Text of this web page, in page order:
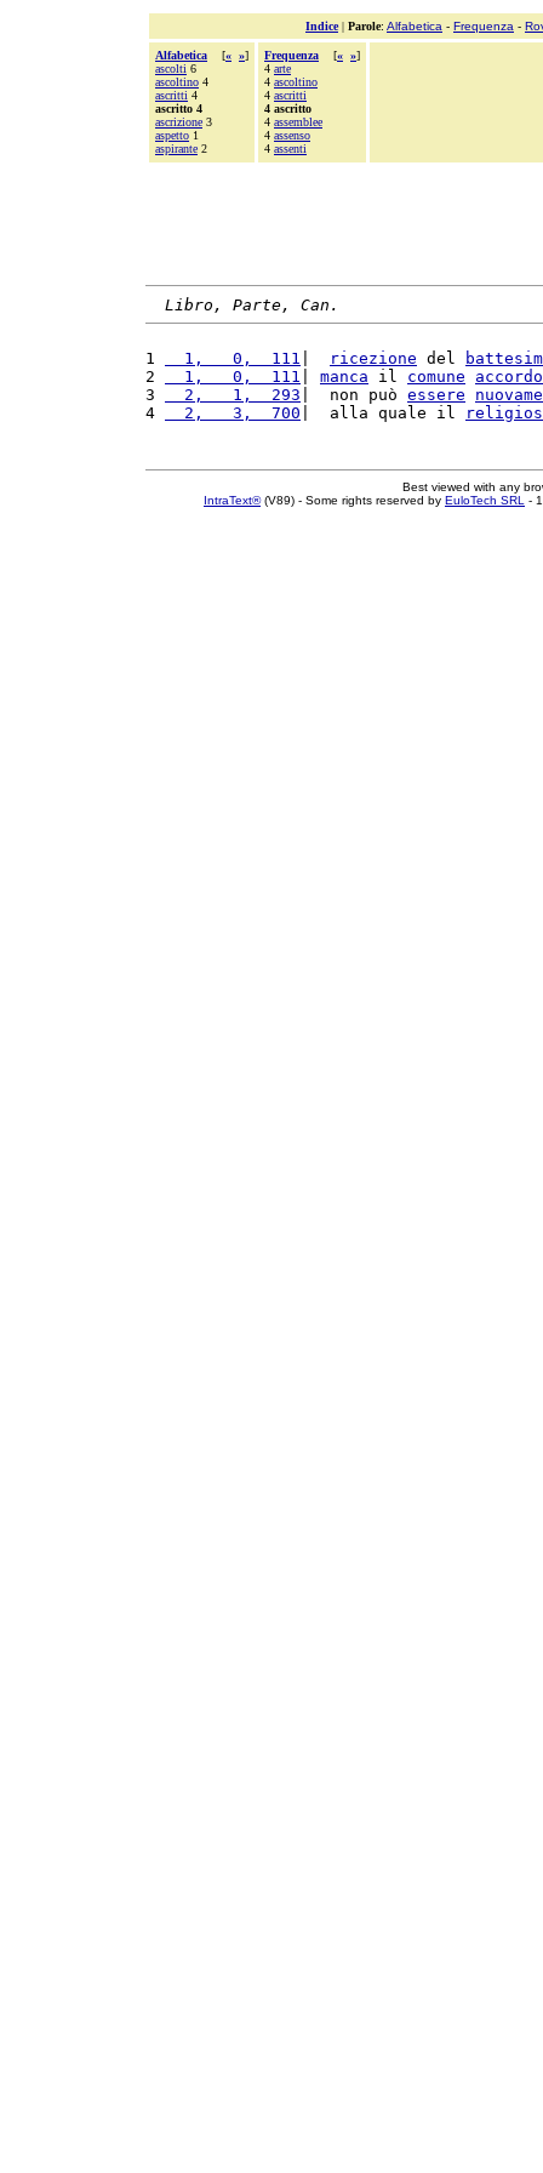
Indice| Parole: Alfabetica - Frequenza -
Alfabetica [« »]
ascolti 6
ascoltino 4
ascritti 4
ascritto 4
ascrizione 3
aspetto 1
aspirante 2
Frequenza [« »]
4 arte
4 ascoltino
4 ascritti
4 ascritto
4 assemblee
4 assenso
4 assenti
Libro, Parte, Can.
1
  1,   0,  111
ricezione del
2
  1,   0,  111
manca il comune
accordo
3
  2,   1,  293
|  non può essere
4
  2,   3,  700
|  alla quale il
Best viewed with any
IntraText®(V89) - Some rights reserved by EuloTech SRL -